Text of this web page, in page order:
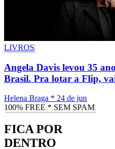
LIVROS
Angela Davis levou 35
Brasil. Pra lotar a Flip,
Helena Braga * 24 de jun
100% FREE * SEM SPAM
FICA POR
DENTRO